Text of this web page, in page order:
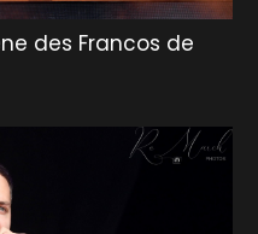
des Francos de